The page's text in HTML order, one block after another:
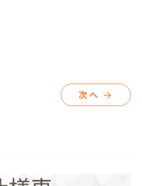
次へ arrow_forward